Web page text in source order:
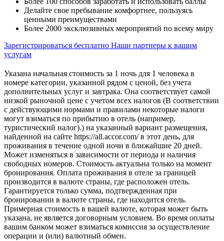
Делайте свое пребывание комфортнее, пользуясь
ценными преимуществами
Более 2000 эксклюзивных мероприятий по всему миру
Зарегистрироваться бесплатно Наши партнеры к вашим
услугам
Указана начальная стоимость за 1 ночь для 1 человека в
номере категории, указанной рядом с ценой, без учета
дополнительных услуг и завтрака. Она соответствует самой
низкой рыночной цене с учетом всех налогов (В соответствии
с действующими нормами и правилами некоторые налоги
могут взиматься по прибытию в отель (например,
туристический налог).) на указанный вариант размещения,
найденной на сайте https://all.accor.com/ в этот день, для
проживания в течение одной ночи в ближайшие 20 дней.
Может изменяться в зависимости от периода и наличия
свободных номеров. Стоимость актуальна только на момент
бронирования. Оплата проживания в отеле за границей
производится в валюте страны, где расположен отель.
Гарантируется только сумма, подтвержденная при
бронировании в валюте страны, где находится отель.
Примерная стоимость в вашей валюте, которая может быть
указана, не является договорным условием. Во время оплаты
вашим банком может взиматься комиссия за осуществление
операции и (или) валютный обмен.